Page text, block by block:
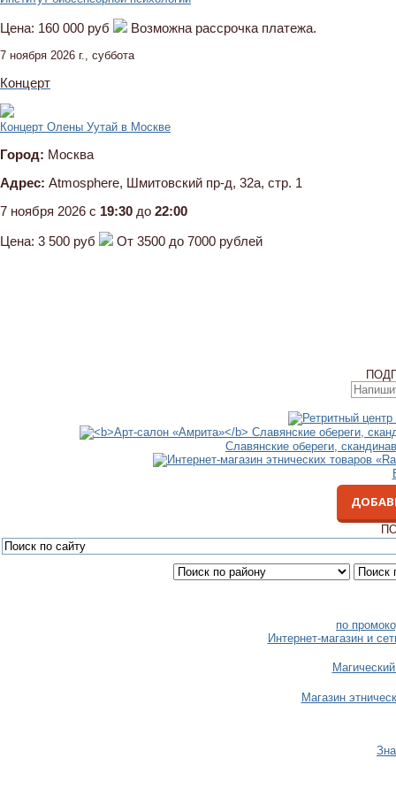
Цена: 160 000 руб Возможна рассрочка платежа.
7 ноября 2026 г., суббота
Концерт
Концерт Олены Уутай в Москве
Город: Москва
Адрес: Atmosphere, Шмитовский пр-д, 32а, стр. 1
7 ноября 2026 c 19:30 до 22:00
Цена: 3 500 руб От 3500 до 7000 рублей
Славянские обереги,
по
Интернет-магазин и
Магазин